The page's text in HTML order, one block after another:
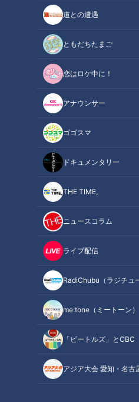
道との遭遇
ともだちたまご
恋はロケ中に！
アナウンサー
ゴゴスマ
ドキュメンタリー
THE TIME,
ニュースコラム
ライブ配信
RadiChubu（ラジチュ
me:tone（ミートーン）
「ビートルズ」とCBC
アジア大会 愛知・名古
ニュースコラム
論説室発コラム
今は自民党総裁選の真っ最中だ
ことと思うが、国会のある永田
とともに、新総理・総裁が就任
に打って出るのではないかとい
解散説の主な根拠は、安倍総理
閣支持率が急上昇していること
というもの。投票日は10月25日
屈すぎるので一週間後の11月1
が現在の多数説と言えるだろうか
「解散は総理の専権事項」の意
気になることは「予算編成と
予算編成のスケジュール「例
「越年予算編成」の記憶
「解散と予算編成と経済と」
オススメ関連コンテンツ
「解散は総理の専権事